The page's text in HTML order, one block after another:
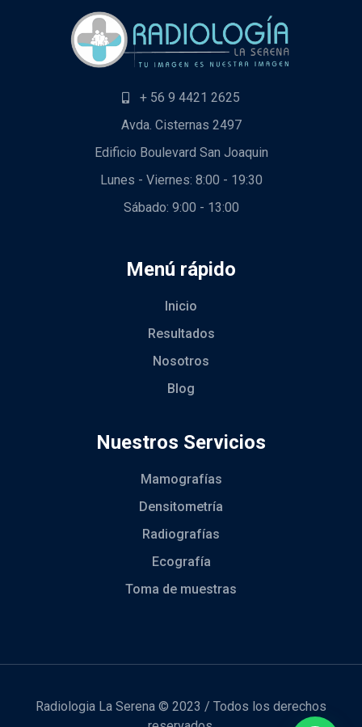
+ 56 9 4421 2625
Avda. Cisternas 2497
Edificio Boulevard San Joaquin
Lunes - Viernes: 8:00 - 19:30
Sábado: 9:00 - 13:00
Menú rápido
Inicio
Resultados
Nosotros
Blog
Nuestros Servicios
Mamografías
Densitometría
Radiografías
Ecografía
Toma de muestras
Radiologia La Serena © 2023 / Todos los derechos